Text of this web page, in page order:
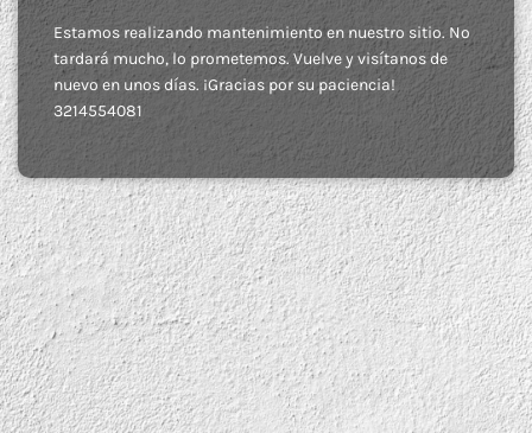
Estamos realizando mantenimiento en nuestro sitio. No
tardará mucho, lo prometemos. Vuelve y visítanos de
nuevo en unos días. ¡Gracias por su paciencia!
3214554081